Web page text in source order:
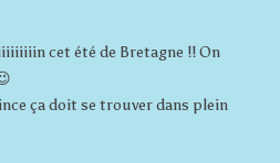
cet été de Bretagne !! On
ça doit se trouver dans plein